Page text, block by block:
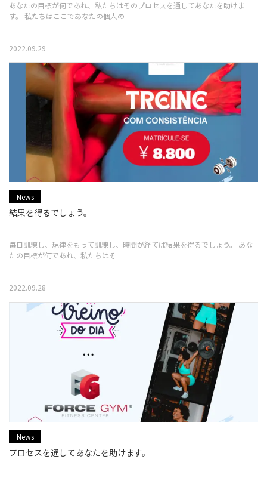
あなたの目標が何であれ、私たちはそのプロセスを通してあなたを助けま
す。 私たちはここであなたの個人の
2022.09.29
News
結果を得るでしょう。
毎日訓練し、規律をもって訓練し、時間が経てば結果を得るでしょう。 あな
たの目標が何であれ、私たちはそ
2022.09.28
News
プロセスを通してあなたを助けます。